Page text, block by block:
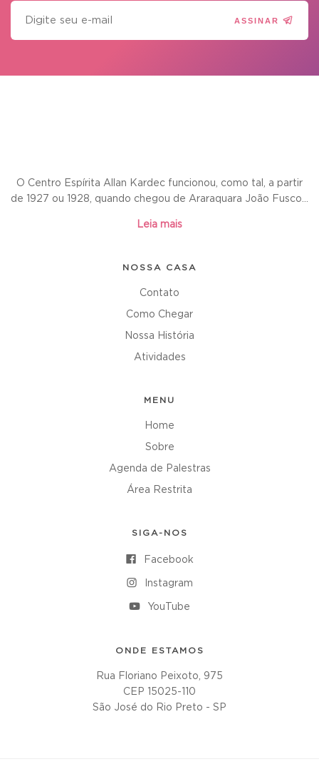
ASSINAR
O Centro Espírita Allan Kardec funcionou, como tal, a partir
de 1927 ou 1928, quando chegou de Araraquara João Fusco...
Leia mais
NOSSA CASA
Contato
Como Chegar
Nossa História
Atividades
MENU
Home
Sobre
Agenda de Palestras
Área Restrita
SIGA-NOS
Facebook
Instagram
YouTube
ONDE ESTAMOS
Rua Floriano Peixoto, 975
CEP 15025-110
São José do Rio Preto - SP